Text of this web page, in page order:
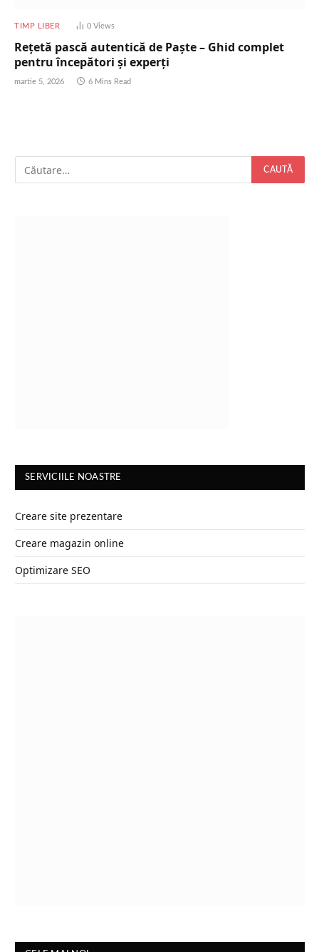
TIMP LIBER 0 Views
Rețetă pască autentică de Paște – Ghid complet
pentru începători și experți
martie 5, 2026 6 Mins Read
SERVICIILE NOASTRE
Creare site prezentare
Creare magazin online
Optimizare SEO